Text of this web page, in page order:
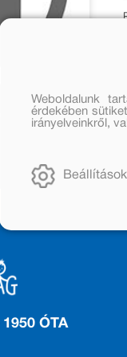
ÓTA
Weboldalunk
érdekében
irányelveinkről,
Beállítások